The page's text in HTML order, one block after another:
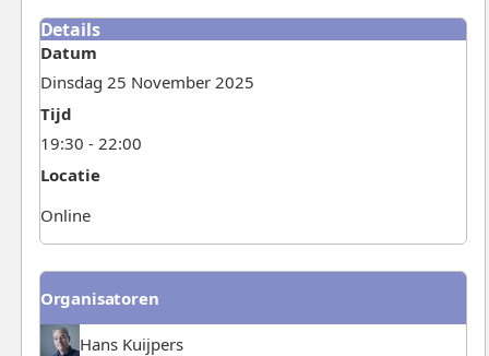
Details
Datum
Dinsdag 25 November 2025
Tijd
19:30 - 22:00
Locatie
Online
Organisatoren
Hans Kuijpers